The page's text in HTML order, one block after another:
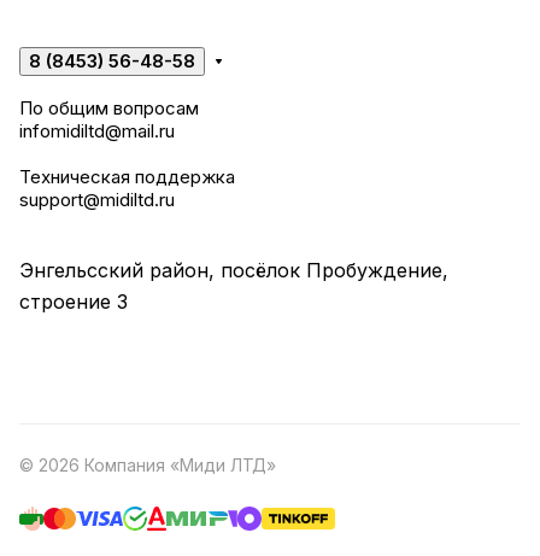
8 (8453) 56-48-58
По общим вопросам
infomidiltd@mail.ru
Техническая поддержка
support@midiltd.ru
Энгельсский район, посёлок Пробуждение,
строение 3
© 2026 Компания «Миди ЛТД»